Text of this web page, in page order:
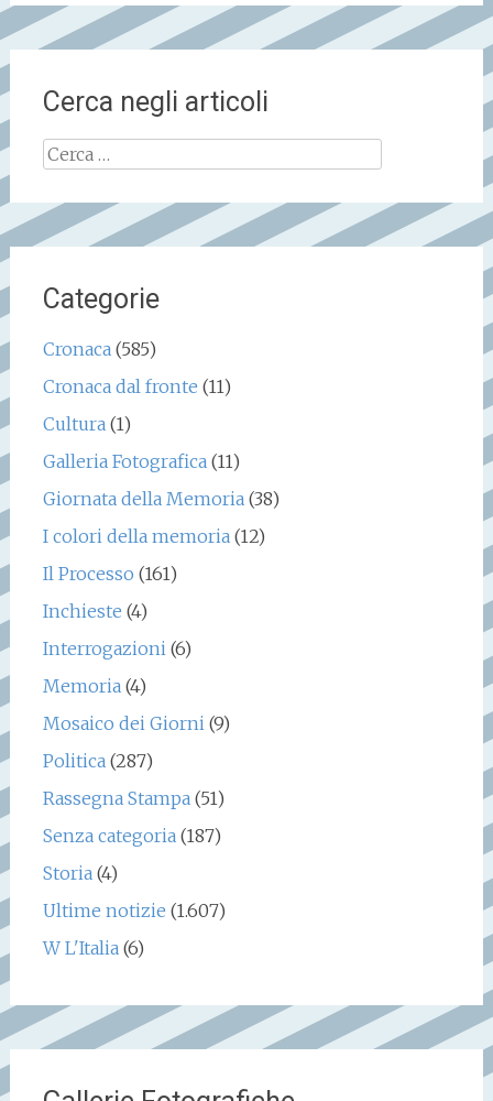
Cerca negli articoli
Ricerca
Categorie
Cronaca(585)
Cronaca dal fronte (11)
Cultura(1)
Galleria Fotografica(11)
Giornata della Memoria(38)
I colori della memoria(12)
Il Processo (161)
Inchieste (4)
Interrogazioni(6)
Memoria(4)
Mosaico dei Giorni(9)
Politica(287)
Rassegna Stampa(51)
Senza categoria(187)
Storia(4)
Ultime notizie (1.607)
W L'Italia(6)